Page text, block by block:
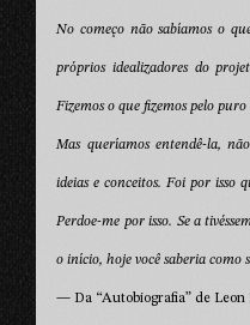
No começo não sabíamos o
próprios idealizadores do
Fizemos o que fizemos pelo
Mas queríamos entendê-la,
ideias e conceitos. Foi por isso
Perdoe-me por isso. Se a
o início, hoje você saberia como
— Da “Autobiografia” de Leon